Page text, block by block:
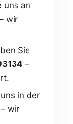
uns an
– wir
Sie
–
in der
– wir